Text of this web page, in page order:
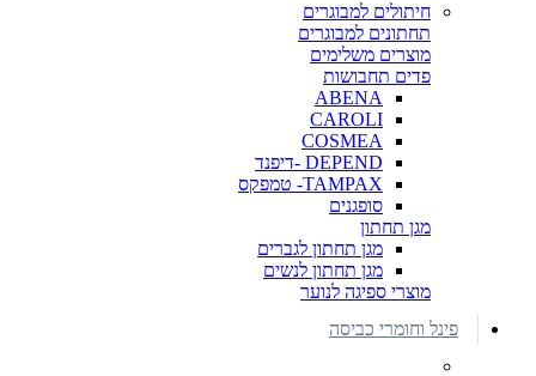
חיתולים למבוגרים
תחתונים למבוגרים
מוצרים משלימים
פדים תחבושות
ABENA
CAROLI
COSMEA
DEPEND -דיפנד
TAMPAX- טמפקס
סופגנים
מגן תחתון
מגן תחתון לגברים
מגן תחתון לנשים
מוצרי ספיגה לנוער
פינל וחומרי כביסה